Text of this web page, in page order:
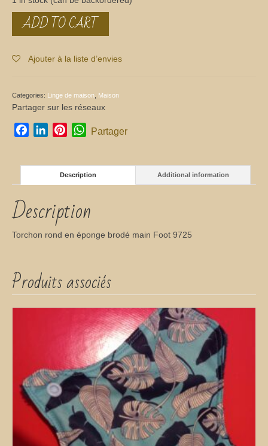
Torchon
rondADD TO CART
Ajouter à la liste d’envies
Categories: Linge de maison Maison
Partager sur les réseaux
FacebookLinkedInPinterestWhatsApp
Partager
Description Additional information
Description
Torchon rond en éponge brodé main Foot 9725
Produits associés